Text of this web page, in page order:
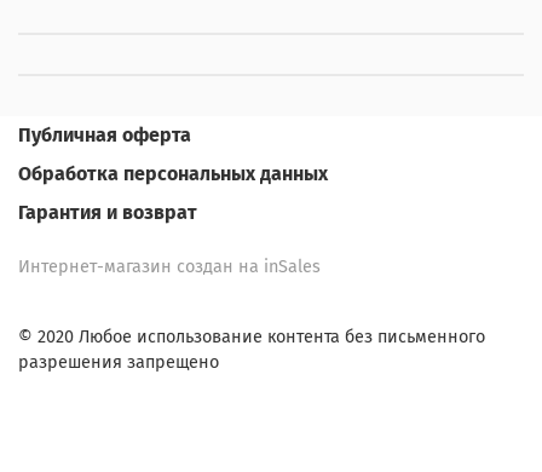
Публичная оферта
Обработка персональных данных
Гарантия и возврат
Интернет-магазин создан на inSales
© 2020 Любое использование контента без письменного
разрешения запрещено